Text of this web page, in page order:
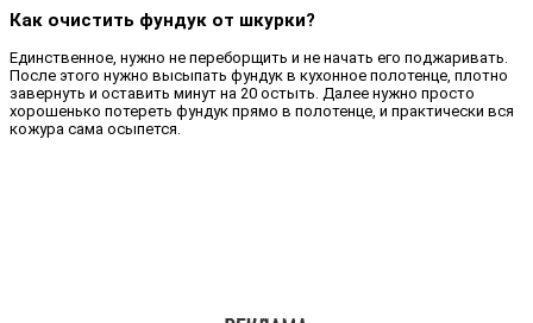
Как очистить фундук от шкурки?
Единственное, нужно не переборщить и не начать его поджаривать.
После этого нужно высыпать фундук в кухонное полотенце, плотно
завернуть и оставить минут на 20 остыть. Далее нужно просто
хорошенько потереть фундук прямо в полотенце, и практически вся
кожура сама осыпется.